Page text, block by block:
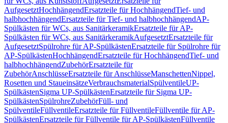
AufgesetztHochhängendErsatzteile für HochhängendTief- und
halbhochhängendErsatzteile für Tief- und halbhochhängendAP-
Spülkästen für WCs, aus SanitärkeramikErsatzteile für AP-
Spülkästen für WCs, aus SanitärkeramikAufgesetztErsatzteile für
AufgesetztSpülrohre für AP-SpülkästenErsatzteile für Spülrohre für
AP-SpülkästenHochhängendErsatzteile für HochhängendTief- und
halbhochhängendZubehörErsatzteile für
ZubehörAnschlüsseErsatzteile für AnschlüsseManschettenNippel,
Rosetten und StaueinsätzeVerbrauchsmaterialSpülventileUP-
SpülkästenSigma UP-SpülkästenErsatzteile für Sigma UP-
SpülkästenSpülrohreZubehörFüll- und
SpülventileFüllventileErsatzteile für FüllventileFüllventile für AP-
SpülkästenErsatzteile für Füllventile für AP-SpülkästenFüllventile